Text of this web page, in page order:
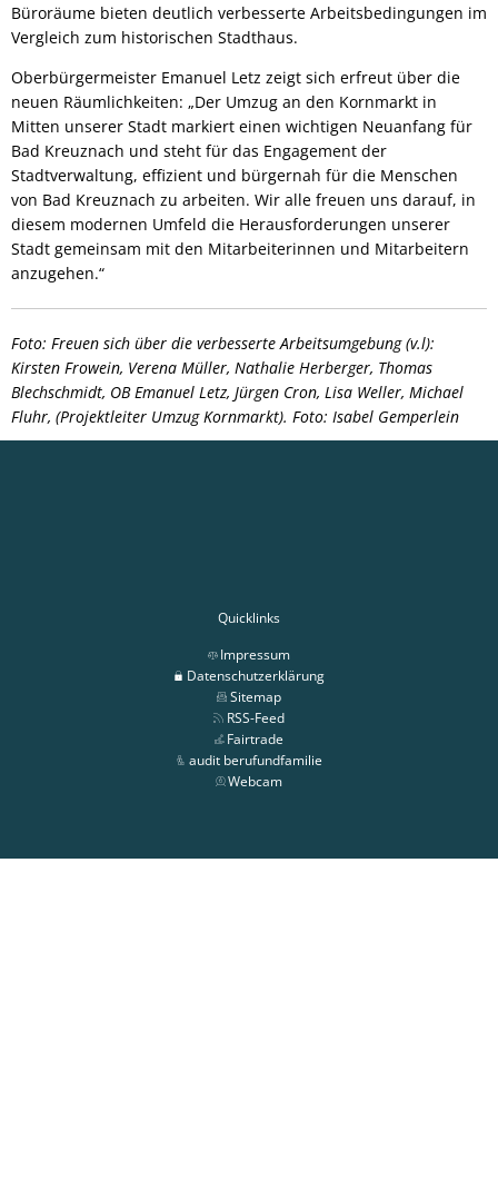
Büroräume bieten deutlich verbesserte Arbeitsbedingungen im
Vergleich zum historischen Stadthaus.
Oberbürgermeister Emanuel Letz zeigt sich erfreut über die
neuen Räumlichkeiten: „Der Umzug an den Kornmarkt in
Mitten unserer Stadt markiert einen wichtigen Neuanfang für
Bad Kreuznach und steht für das Engagement der
Stadtverwaltung, effizient und bürgernah für die Menschen
von Bad Kreuznach zu arbeiten. Wir alle freuen uns darauf, in
diesem modernen Umfeld die Herausforderungen unserer
Stadt gemeinsam mit den Mitarbeiterinnen und Mitarbeitern
anzugehen.“
Foto: Freuen sich über die verbesserte Arbeitsumgebung (v.l):
Kirsten Frowein, Verena Müller, Nathalie Herberger, Thomas
Blechschmidt, OB Emanuel Letz, Jürgen Cron, Lisa Weller, Michael
Fluhr, (Projektleiter Umzug Kornmarkt). Foto: Isabel Gemperlein
Quicklinks
Impressum
Datenschutzerklärung
Sitemap
RSS-Feed
Fairtrade
audit berufundfamilie
Webcam